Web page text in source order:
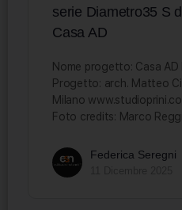
serie Diametro35 S
Casa AD
Nome progetto: Casa
Progetto: arch. Matteo
Milano
Foto credits: Marco
Federica Seregni